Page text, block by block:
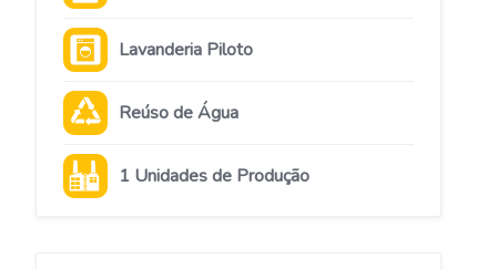
Lavanderia Piloto
Reúso de Água
1 Unidades de Produção